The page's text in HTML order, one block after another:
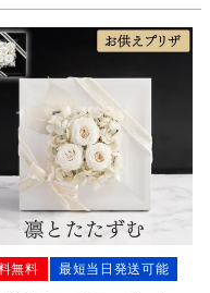
無料 最短当日発送可能